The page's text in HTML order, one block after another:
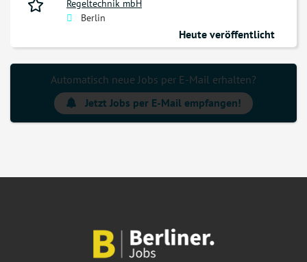
Regeltechnik mbH
Berlin
Heute veröffentlicht
Automatisch neue Jobs per E-Mail erhalten?
Jetzt Jobs per E-Mail empfangen!